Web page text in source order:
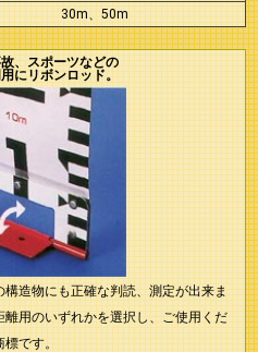
30m、50m
、スポーツなどの
にリボンロッド。
造物にも正確な判読、測定が出来ま
用のいずれかを選択し、ご使用くだ
標です。